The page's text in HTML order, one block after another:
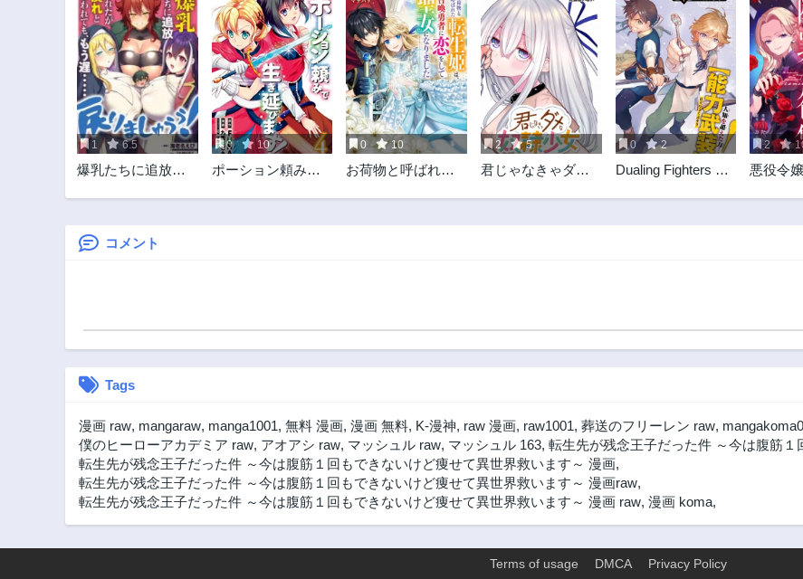
第18.3話
3年前
第18.2話
3年前
第18.1話
3年前
第17.3話
3年前
第17.2話
3年前
第17.1話
3年前
第16.1話
3年前
第16話
2年前
第15.3話
3年前
第15話
3年前
第14.3話
3年前
第14.2話
3年前
第13.3話 第13.2話 第13.1話
第7.2話
3年前
第7.1話
3年前
第7話
2年前
第6.1話
3年前
第6話
2年前 3年前
2年前 3年前 3年前
1 6.5
爆乳たちに追放さ
遅……戻りましゅ
ぅぅ!
0 10
ポーション頼みで
0 10
お荷物と呼ばれた
になりました
2 5
君じゃなきゃダメ
0 2
Dualing Fighters คู่หู
装使
2
悪役令
復讐
コメント
Tags
漫画 raw, mangaraw, manga1001, 無料 漫画, 漫画 無料, K-漫神, raw 漫画, raw1001, 葬送のフリーレン raw,
僕のヒーローアカデミア raw, アオアシ raw, マッシュル raw, マッシュル 163, 転生先が残念王子だった件 ～今は腹筋
転生先が残念王子だった件 ～今は腹筋１回もできないけど痩せて異世界救います～ 漫画,
転生先が残念王子だった件 ～今は腹筋１回もできないけど痩せて異世界救います～ 漫画raw,
転生先が残念王子だった件 ～今は腹筋１回もできないけど痩せて異世界救います～ 漫画 raw, 漫画 koma,
Terms of usage DMCA Privacy Policy